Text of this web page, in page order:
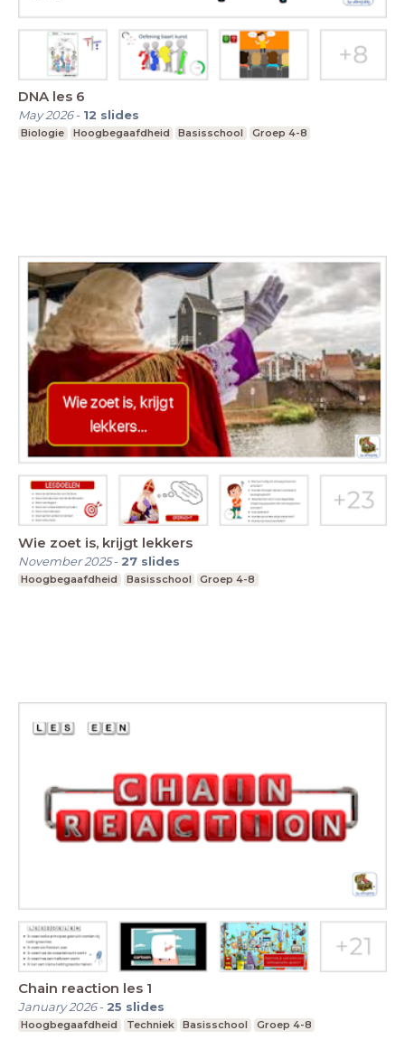
DNA les 6
May 2026- 12 slides
Biologie Hoogbegaafdheid Basisschool Groep 4-8
Wie zoet is, krijgt lekkers
November 2025- 27 slides
Hoogbegaafdheid Basisschool Groep 4-8
Chain reaction les 1
January 2026- 25 slides
Hoogbegaafdheid Techniek Basisschool Groep 4-8